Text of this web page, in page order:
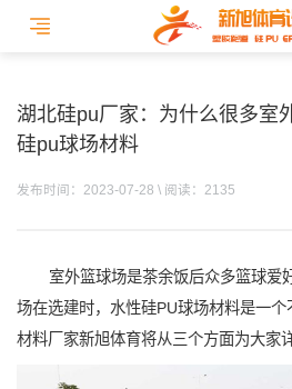
湖北硅pu厂家：为什么很多室
硅pu球场材料
发布时间：2023-07-28 \ 阅读：2135
室外篮球场是茶余饭后众多篮球爱
场在选建时，水性硅PU球场材料是一
材料厂家新旭体育将从三个方面为大家